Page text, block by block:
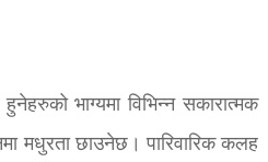
भाग्यमा विभिन्न सकारात्मक
मधुरता छाउनेछ। पारिवारिक कलह